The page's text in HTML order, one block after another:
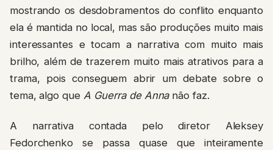
mostrando os desdobramentos do conflito enquanto
ela é mantida no local, mas são produções muito mais
interessantes e tocam a narrativa com muito mais
brilho, além de trazerem muito mais atrativos para a
trama, pois conseguem abrir um debate sobre o
tema, algo que A Guerra de Annanão faz.
A narrativa contada pelo diretor Aleksey
Fedorchenko se passa quase que inteiramente